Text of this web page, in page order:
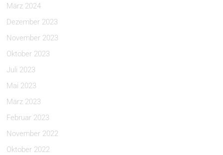
März 2024
Dezember 2023
November 2023
Oktober 2023
Juli 2023
Mai 2023
März 2023
Februar 2023
November 2022
Oktober 2022